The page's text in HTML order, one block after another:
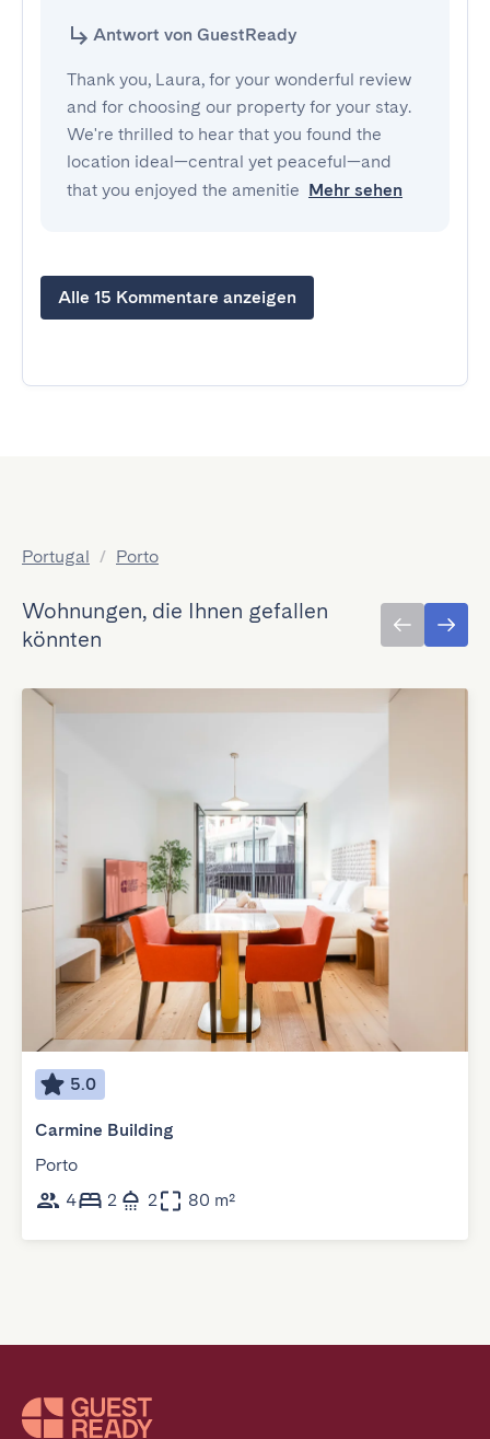
Antwort von GuestReady
Thank you, Laura, for your wonderful review
and for choosing our property for your stay.
We're thrilled to hear that you found the
location ideal—central yet peaceful—and
that you enjoyed the amenitie Mehr sehen
Alle 15 Kommentare anzeigen
Portugal / Porto
Wohnungen, die Ihnen gefallen
könnten
5.0
Carmine Building
Porto
4
2 2 80 m²